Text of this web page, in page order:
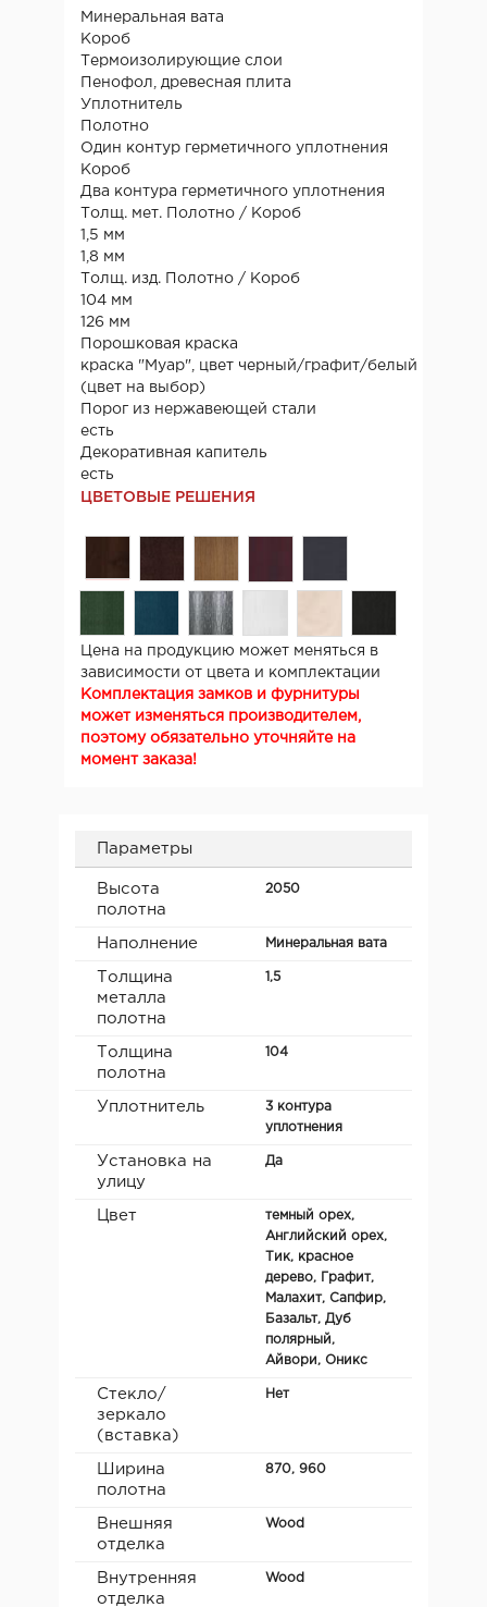
Минеральная вата
Короб
Термоизолирующие слои
Пенофол, древесная плита
Уплотнитель
Полотно
Один контур герметичного уплотнения
Короб
Два контура герметичного уплотнения
Толщ. мет. Полотно / Короб
1,5 мм
1,8 мм
Толщ. изд. Полотно / Короб
104 мм
126 мм
Порошковая краска
краска "Муар", цвет черный/графит/белый
(цвет на выбор)
Порог из нержавеющей стали
есть
Декоративная капитель
есть
ЦВЕТОВЫЕ РЕШЕНИЯ
Цена на продукцию может меняться в
зависимости от цвета и комплектации
Комплектация замков и фурнитуры
может изменяться производителем,
поэтому обязательно уточняйте на
момент заказа!
Параметры
Высота
полотна
2050
Наполнение Минеральная вата
Толщина
металла
полотна
1,5
Толщина
полотна
104
Уплотнитель
3 контура
уплотнения
Установка на
улицу
Да
Цвет
темный орех,
Английский орех,
Тик, красное
дерево, Графит,
Малахит, Сапфир,
Базальт, Дуб
полярный,
Айвори, Оникс
Стекло/
зеркало
(вставка)
Нет
Ширина
полотна
870, 960
Внешняя
отделка
Wood
Внутренняя
отделка
Wood